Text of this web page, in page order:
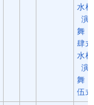
水槍
演
舞・
肆式
水槍
演
舞・
伍式